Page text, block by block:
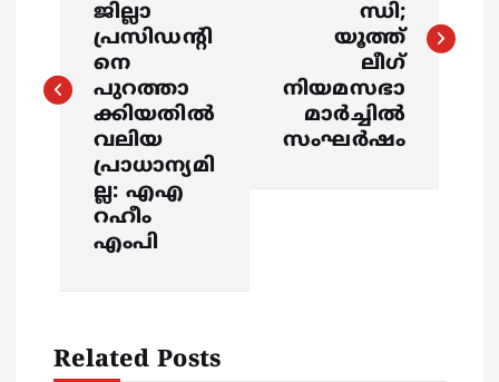
t
g
ജില്ലാ
പ്രസിഡൻ്റി
നെ
പുറത്താ
ക്കിയതിൽ
വലിയ
പ്രാധാന്യമി
ല്ല: എഎ
റഹീം
എംപി
ന്ധി;
യൂത്ത്
ലീഗ്
നിയമസഭാ
മാർച്ചിൽ
സംഘർഷം
Related Posts